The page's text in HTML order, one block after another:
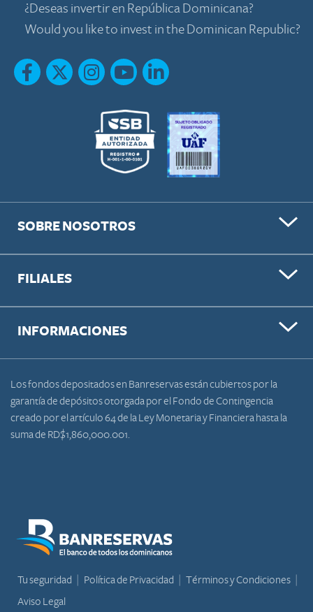
¿Deseas invertir en República Dominicana?
Would you like to invest in the Dominican Republic?
SOBRE NOSOTROS
FILIALES
INFORMACIONES
Los fondos depositados en Banreservas están cubiertos por la
garantía de depósitos otorgada por el Fondo de Contingencia
creado por el artículo 64 de la Ley Monetaria y Financiera hasta la
suma de RD$1,860,000.001.
Tu seguridad Política de Privacidad
Términos y Condiciones
Aviso Legal